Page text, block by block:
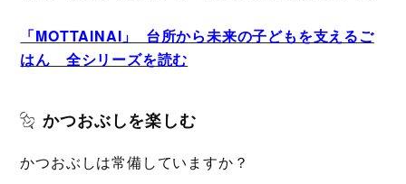
「MOTTAINAI」 台所から未来の子どもを支えるご
はん 全シリーズを読む
かつおぶしを楽しむ
かつおぶしは常備していますか？